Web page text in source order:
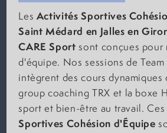
Les Activités Sportives
Saint Médard en Jalles en
CARE Sport sont conçues
d'équipe. Nos sessions de
intègrent des cours dynamiques
group coaching TRX et la boxe
sport et bien-être au travail. Ces
Sportives Cohésion d'Équipe